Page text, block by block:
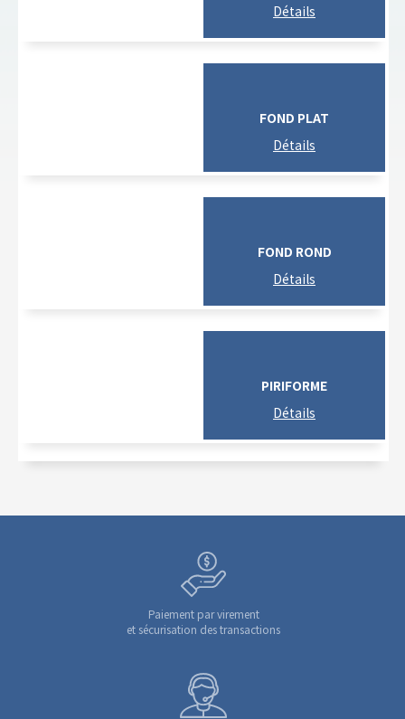
FOND PLAT
FOND ROND
PIRIFORME
Paiement par virement
et sécurisation des transactions